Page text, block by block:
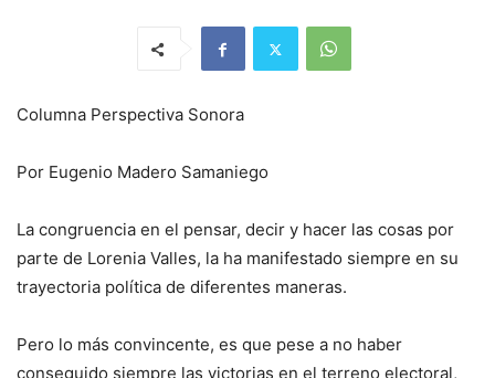
Columna Perspectiva Sonora
Por Eugenio Madero Samaniego
La congruencia en el pensar, decir y hacer las cosas por
parte de Lorenia Valles, la ha manifestado siempre en su
trayectoria política de diferentes maneras.
Pero lo más convincente, es que pese a no haber
conseguido siempre las victorias en el terreno electoral,